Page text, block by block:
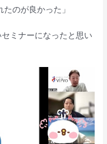
のが良かった」
ミナーになったと思い